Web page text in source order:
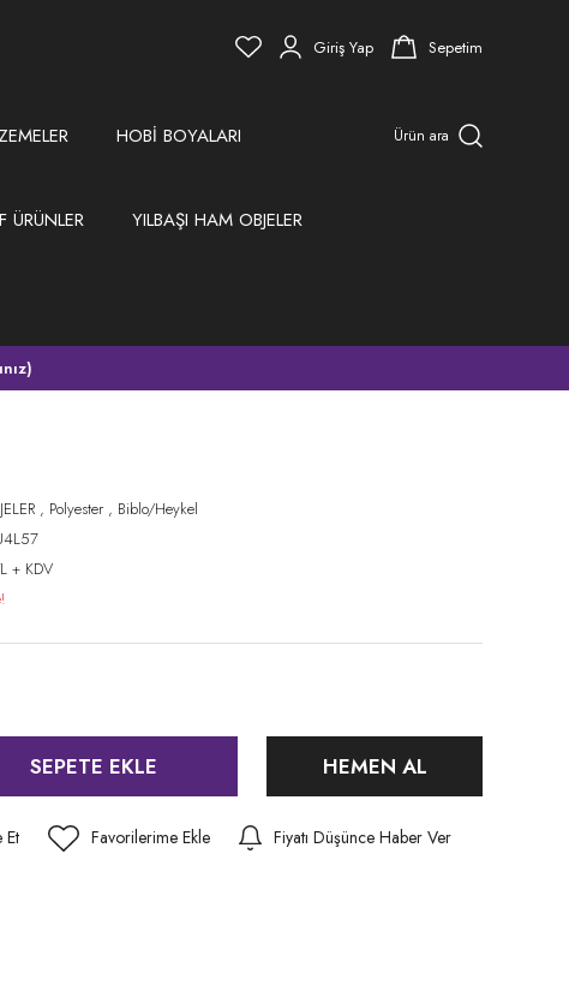
Giriş Yap Sepetim
HOBİ BOYALARI
ÜRÜNLER YILBAŞI HAM OBJELER
Ürün ara
, Polyester , Biblo/Heykel
+ KDV
SEPETE EKLE HEMEN AL
Et Fiyatı Düşünce Haber Ver